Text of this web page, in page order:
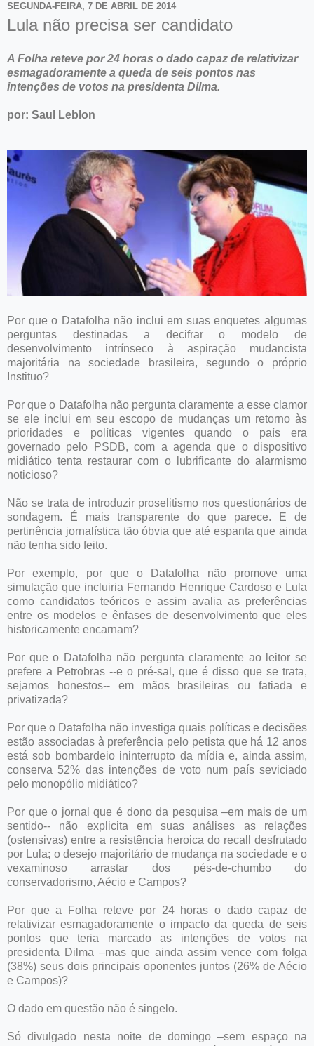
SEGUNDA-FEIRA, 7 DE ABRIL DE 2014
Lula não precisa ser candidato
A Folha reteve por 24 horas o dado capaz de relativizar
esmagadoramente a queda de seis pontos nas
intenções de votos na presidenta Dilma.
por: Saul Leblon
Por que o Datafolha não inclui em suas enquetes algumas
perguntas destinadas a decifrar o modelo de
desenvolvimento intrínseco à aspiração mudancista
majoritária na sociedade brasileira, segundo o próprio
Instituo?
Por que o Datafolha não pergunta claramente a esse clamor
se ele inclui em seu escopo de mudanças um retorno às
prioridades e políticas vigentes quando o país era
governado pelo PSDB, com a agenda que o dispositivo
midiático tenta restaurar com o lubrificante do alarmismo
noticioso?
Não se trata de introduzir proselitismo nos questionários de
sondagem. É mais transparente do que parece. E de
pertinência jornalística tão óbvia que até espanta que ainda
não tenha sido feito.
Por exemplo, por que o Datafolha não promove uma
simulação que incluiria Fernando Henrique Cardoso e Lula
como candidatos teóricos e assim avalia as preferências
entre os modelos e ênfases de desenvolvimento que eles
historicamente encarnam?
Por que o Datafolha não pergunta claramente ao leitor se
prefere a Petrobras --e o pré-sal, que é disso que se trata,
sejamos honestos-- em mãos brasileiras ou fatiada e
privatizada?
Por que o Datafolha não investiga quais políticas e decisões
estão associadas à preferência pelo petista que há 12 anos
está sob bombardeio ininterrupto da mídia e, ainda assim,
conserva 52% das intenções de voto num país seviciado
pelo monopólio midiático?
Por que o jornal que é dono da pesquisa –em mais de um
sentido-- não explicita em suas análises as relações
(ostensivas) entre a resistência heroica do recall desfrutado
por Lula; o desejo majoritário de mudança na sociedade e o
vexaminoso arrastar dos pés-de-chumbo do
conservadorismo, Aécio e Campos?
Por que a Folha reteve por 24 horas o dado capaz de
relativizar esmagadoramente o impacto da queda de seis
pontos que teria marcado as intenções de votos na
presidenta Dilma –mas que ainda assim vence com folga
(38%) seus dois principais oponentes juntos (26% de Aécio
e Campos)?
O dado em questão não é singelo.
Só divulgado nesta noite de domingo –sem espaço na